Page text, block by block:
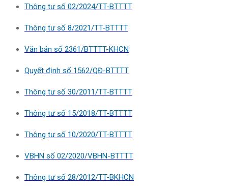
Thông tư số 02/2024/TT-BTTTT
Thông tư số 8/2021/TT-BTTTT
Văn bản số 2361/BTTTT-KHCN
Quyết định số 1562/QĐ-BTTTT
Thông tư số 30/2011/TT-BTTTT
Thông tư số 15/2018/TT-BTTTT
Thông tư số 10/2020/TT-BTTTT
VBHN số 02/2020/VBHN-BTTTT
Thông tư số 28/2012/TT-BKHCN